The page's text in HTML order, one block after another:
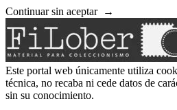
Continuar sin aceptar →
Este portal web únicamente utiliza
técnica, no recaba ni cede datos de
sin su conocimiento.